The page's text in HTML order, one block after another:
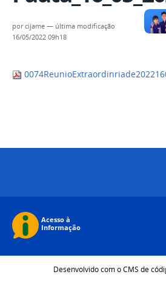
porcijame — última modificação
16/05/2022 09h18
Desenvolvido com o CMS de